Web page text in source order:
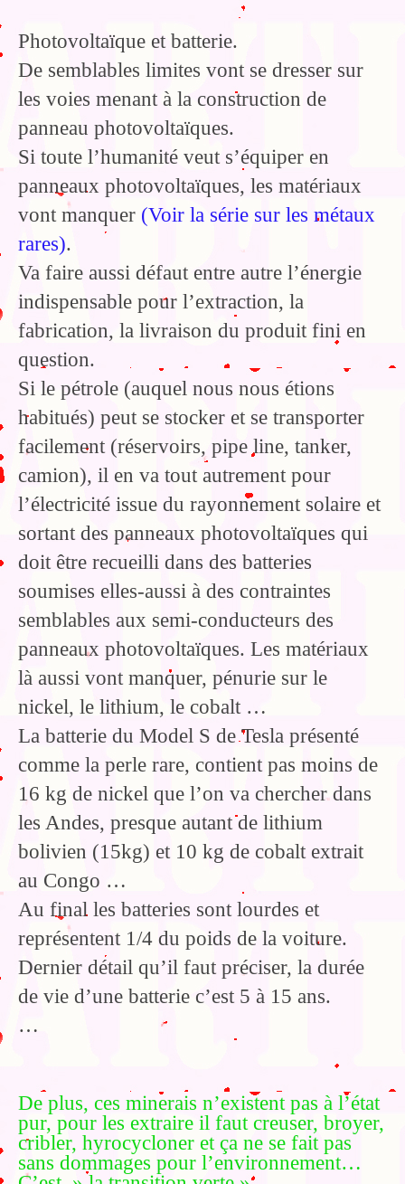
Photovoltaïque et batterie.
De semblables limites vont se dresser sur
les voies menant à la construction de
panneau photovoltaïques.
Si toute l’humanité veut s’équiper en
panneaux photovoltaïques, les matériaux
vont manquer (Voir la série sur les métaux
rares).
Va faire aussi défaut entre autre l’énergie
indispensable pour l’extraction, la
fabrication, la livraison du produit fini en
question.
Si le pétrole (auquel nous nous étions
habitués) peut se stocker et se transporter
facilement (réservoirs, pipe line, tanker,
camion), il en va tout autrement pour
l’électricité issue du rayonnement solaire et
sortant des panneaux photovoltaïques qui
doit être recueilli dans des batteries
soumises elles-aussi à des contraintes
semblables aux semi-conducteurs des
panneaux photovoltaïques. Les matériaux
là aussi vont manquer, pénurie sur le
nickel, le lithium, le cobalt …
La batterie du Model S de Tesla présenté
comme la perle rare, contient pas moins de
16 kg de nickel que l’on va chercher dans
les Andes, presque autant de lithium
bolivien (15kg) et 10 kg de cobalt extrait
au Congo …
Au final les batteries sont lourdes et
représentent 1/4 du poids de la voiture.
Dernier détail qu’il faut préciser, la durée
de vie d’une batterie c’est 5 à 15 ans.
…
De plus, ces minerais n’existent pas à l’état
pur, pour les extraire il faut creuser, broyer,
cribler, hyrocycloner et ça ne se fait pas
sans dommages pour l’environnement…